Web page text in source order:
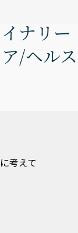
ナリー
/ヘルス
考えて